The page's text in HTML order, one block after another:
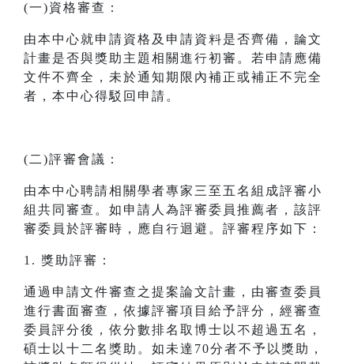
(一)資格審查：
由本中心就申請資格及申請資料是否齊備，論文
計畫是否與獎助主題相關進行初審。若申請應備
文件不齊全，未於通知期限內補正或補正不完全
者，本中心得駁回申請。
(二)評審會議：
由本中心聘請相關學者專家三至五名組成評審小
組共同審查。如申請人為評審委員推薦者，該評
審委員於評審時，應自行迴避。評審程序如下：
1. 獎助評審：
通過申請文件審查之提案論文計畫，由審查委員
進行書面審查，依據評審項目給予評分，經審查
委員評分後，依分數排名取博士以不超過五名，
碩士以十二名獎助。如未達70分者不予以獎助，